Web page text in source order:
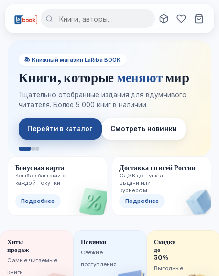
📚 Книжный магазин LaRiba BOOK
Книги, которыеменяютмир
Тщательно отобранные издания для вдумчивого
читателя. Более 5 000 книг в наличии.
Перейти в каталог Смотреть новинки
Бонусная карта
Кешбэк баллами с
каждой покупки
Подробнее
Доставка по всей России
СДЭК до пункта
выдачи или
курьером
Подробнее
Хиты
продаж
Самые читаемые
книги
Новинки
Свежие
поступления
Скидки
до
30%
Выгодные